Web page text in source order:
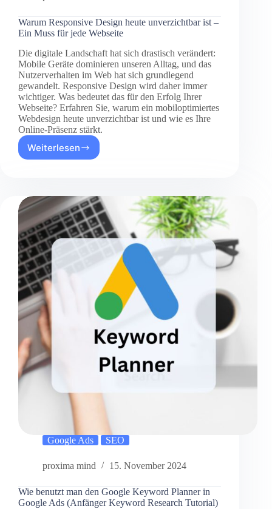
Warum Responsive Design heute unverzichtbar ist –
Ein Muss für jede Webseite
Die digitale Landschaft hat sich drastisch verändert:
Mobile Geräte dominieren unseren Alltag, und das
Nutzerverhalten im Web hat sich grundlegend
gewandelt. Responsive Design wird daher immer
wichtiger. Was bedeutet das für den Erfolg Ihrer
Webseite? Erfahren Sie, warum ein mobiloptimiertes
Webdesign heute unverzichtbar ist und wie es Ihre
Online-Präsenz stärkt.
Weiterlesen
Google Ads SEO
proxima mind 15. November 2024
Wie benutzt man den Google Keyword Planner in
Google Ads (Anfänger Keyword Research Tutorial)